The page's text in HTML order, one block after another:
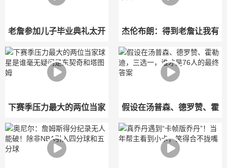
老詹参加儿子毕业典礼太开
心，放飞自我，化身气氛担
当...
杰伦布朗：得到老詹让我有
了向他学习的机会，他是历
史最佳球员
下赛季压力最大的两位当家
球星是谁毫无疑问是东契奇
和塔图姆
假设在汤普森、德罗赞、霍
勒迪，三选一，谁才是76人
的最终答案